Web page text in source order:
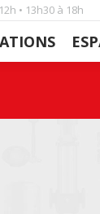
• 13h30 à 18h